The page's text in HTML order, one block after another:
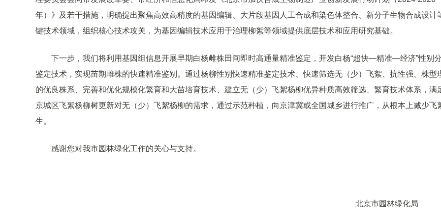
年）》及若干措施，明确提出聚焦高效高精度的基因编辑、大片段基因人工合成和染色体整合、新分子生物合成设计
键技术领域，组织核心技术攻关，为基因编辑技术应用于治理柳絮等领域提供底层技术和应用研究基础。
下一步，我们将利用基因组信息开展早期白杨雌株田间即时高通量精准鉴定，开发白杨“超快—精准—经济”性别
鉴定技术，实现苗期雌株的快速精准鉴别。通过杨柳性别快速精准鉴定技术、快速筛选无（少）飞絮、抗性强、株型
的优良株系、完善和优化规模化繁育和大苗培育技术、建立无（少）飞絮杨柳优异种质高效筛选、繁育技术体系，满
京城区飞絮杨柳树更新对无（少）飞絮杨柳的需求，通过示范种植，向京津冀或全国城乡进行推广，从根本上减少飞
生。
感谢您对我市园林绿化工作的关心与支持。
北京市园林绿化